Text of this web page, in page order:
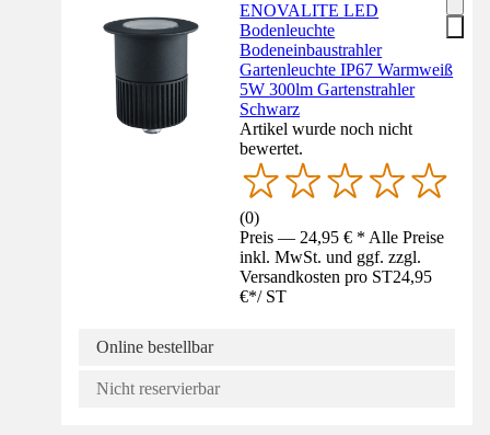
ENOVALITE LED
Bodenleuchte
Bodeneinbaustrahler
Gartenleuchte IP67 Warmweiß
5W 300lm Gartenstrahler
Schwarz
Artikel wurde noch nicht
bewertet.
(0)
Preis — 24,95 € * Alle Preise
inkl. MwSt. und ggf. zzgl.
Versandkosten pro ST24,95
€*/ ST
Online bestellbar
Nicht reservierbar